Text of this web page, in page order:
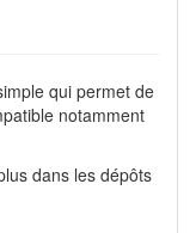
qui permet de
notamment
dans les dépôts